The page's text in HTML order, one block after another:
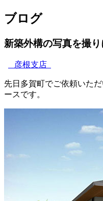
ブログ
新築外構の写真を撮
彦根支店
先日多賀町でご依頼いた
ースです。